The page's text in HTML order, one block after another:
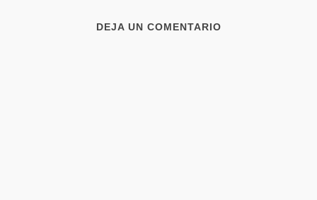
DEJA UN COMENTARIO